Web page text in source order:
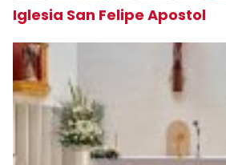
Iglesia San Felipe Apostol